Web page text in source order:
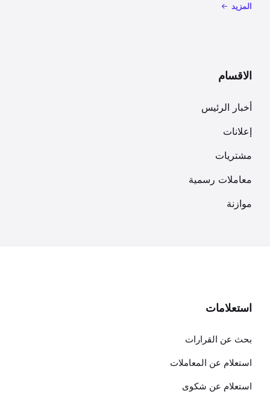
المزيد
الاقسام
أخبار الرئيس
إعلانات
مشتريات
معاملات رسمية
موازنة
استعلامات
بحث عن القرارات
استعلام عن المعاملات
استعلام عن شكوى